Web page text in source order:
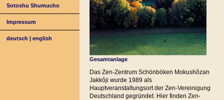
Sotoshu Shumucho
Impressum
deutsch |english
Gesamtanlage
Das Zen-Zentrum Schönböken Mokushôzan
Jakkôji wurde 1989 als
Hauptveranstaltungsort der Zen-Vereinigung
Deutschland gegründet. Hier finden Zen-